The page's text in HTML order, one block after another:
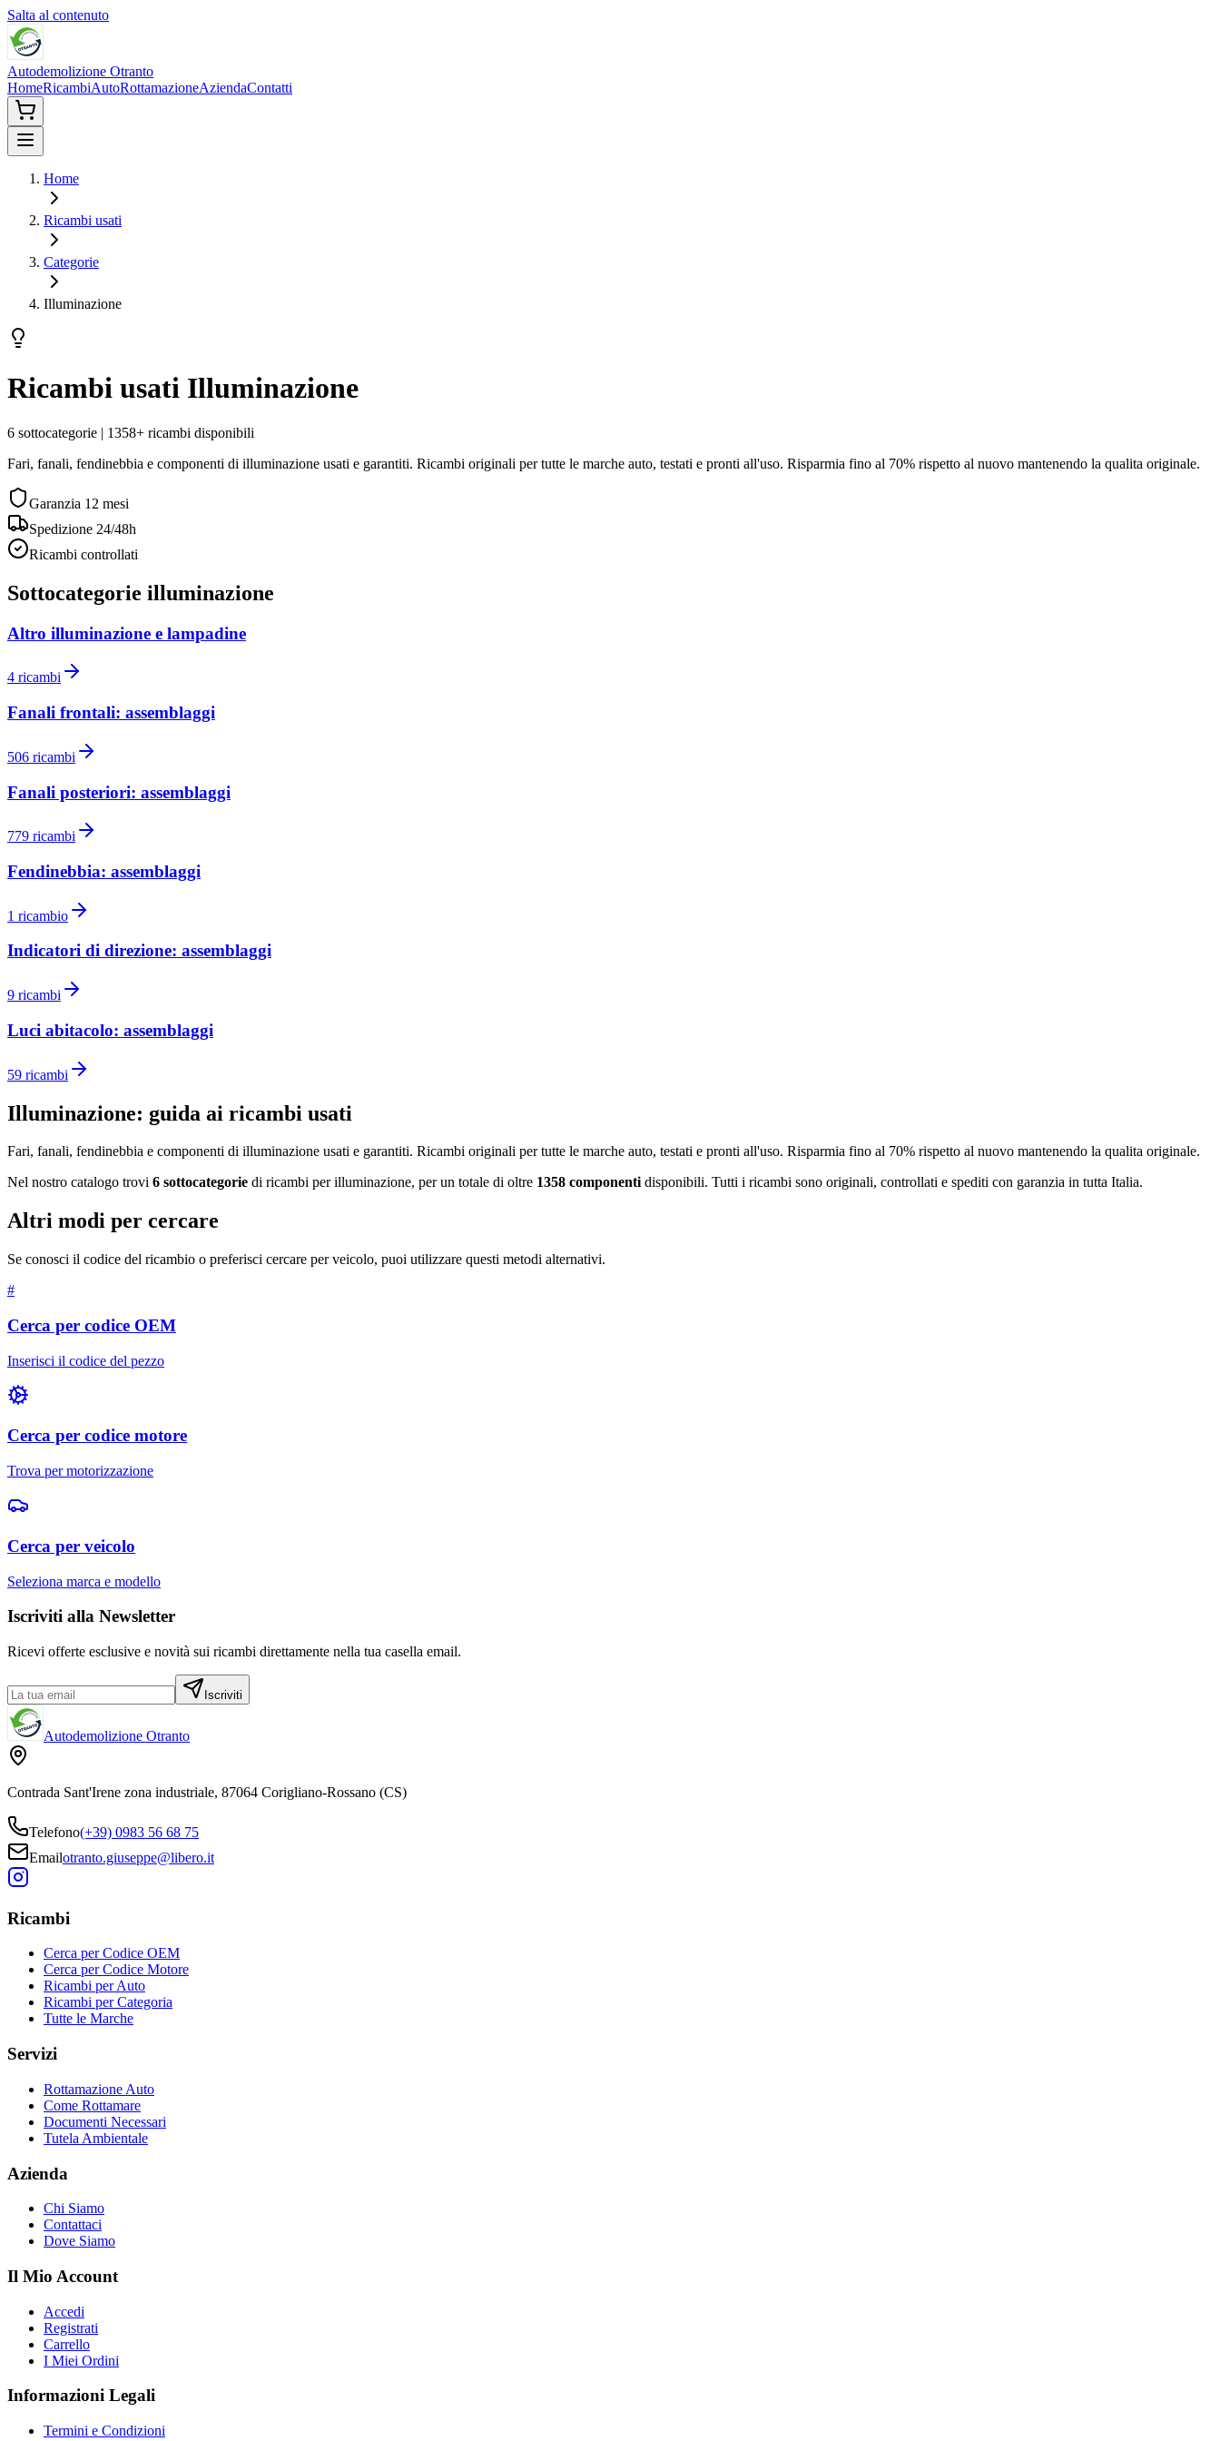
Salta al contenuto
Autodemolizione Otranto
HomeRicambiAutoRottamazioneAziendaContatti
Home
Ricambi usati
Categorie
Illuminazione
Ricambi usati Illuminazione
6 sottocategorie | 1358+ ricambi disponibili
Fari, fanali, fendinebbia e componenti di illuminazione usati e garantiti. Ricambi originali per tutte le marche auto, testati e pronti all'uso. Risparmia fino al 70% rispetto al nuovo mantenendo la qualita originale.
Garanzia 12 mesi
Spedizione 24/48h
Ricambi controllati
Sottocategorie illuminazione
Altro illuminazione e lampadine
4 ricambi
Fanali frontali: assemblaggi
506 ricambi
Fanali posteriori: assemblaggi
779 ricambi
Fendinebbia: assemblaggi
1 ricambio
Indicatori di direzione: assemblaggi
9 ricambi
Luci abitacolo: assemblaggi
59 ricambi
Illuminazione: guida ai ricambi usati
Fari, fanali, fendinebbia e componenti di illuminazione usati e garantiti. Ricambi originali per tutte le marche auto, testati e pronti all'uso. Risparmia fino al 70% rispetto al nuovo mantenendo la qualita originale.
Nel nostro catalogo trovi 6 sottocategorie di ricambi perilluminazione, per un totale di oltre 1358 componenti disponibili. Tutti i ricambi sono originali, controllati e spediti con garanzia in tutta Italia.
Altri modi per cercare
Se conosci il codice del ricambio o preferisci cercare per veicolo, puoi utilizzare questi metodi alternativi.
#
Cerca per codice OEM
Inserisci il codice del pezzo
Cerca per codice motore
Trova per motorizzazione
Cerca per veicolo
Seleziona marca e modello
Iscriviti alla Newsletter
Ricevi offerte esclusive e novità sui ricambi direttamente nella tua casella email.
Iscriviti
Autodemolizione Otranto
Contrada Sant'Irene zona industriale, 87064 Corigliano-Rossano (CS)
Telefono(+39) 0983 56 68 75
Emailotranto.giuseppe@libero.it
Ricambi
Cerca per Codice OEM
Cerca per Codice Motore
Ricambi per Auto
Ricambi per Categoria
Tutte le Marche
Servizi
Rottamazione Auto
Come Rottamare
Documenti Necessari
Tutela Ambientale
Azienda
Chi Siamo
Contattaci
Dove Siamo
Il Mio Account
Accedi
Registrati
Carrello
I Miei Ordini
Informazioni Legali
Termini e Condizioni